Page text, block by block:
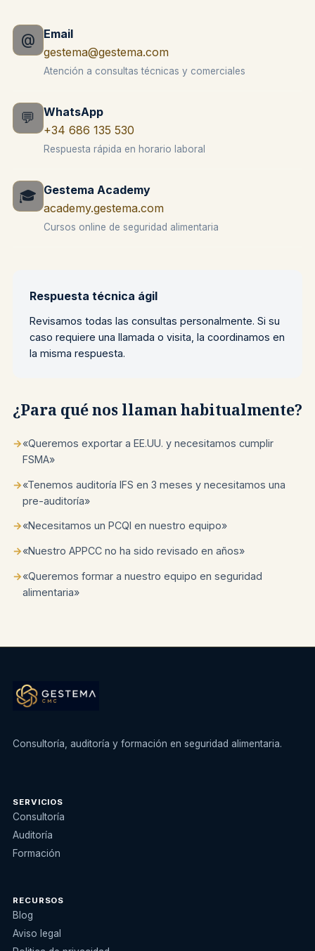
@
Email
gestema@gestema.com
Atención a consultas técnicas y comerciales
💬
WhatsApp
+34 686 135 530
Respuesta rápida en horario laboral
🎓 Gestema Academy
academy.gestema.com
Cursos online de seguridad alimentaria
Respuesta técnica ágil
Revisamos todas las consultas personalmente. Si su
caso requiere una llamada o visita, la coordinamos en
la misma respuesta.
¿Para qué nos llaman habitualmente?
→«Queremos exportar a EE.UU. y necesitamos cumplir
FSMA»
→«Tenemos auditoría IFS en 3 meses y necesitamos una
pre-auditoría»
→«Necesitamos un PCQI en nuestro equipo»
→«Nuestro APPCC no ha sido revisado en años»
→«Queremos formar a nuestro equipo en seguridad
alimentaria»
Consultoría, auditoría y formación en seguridad alimentaria.
SERVICIOS
Consultoría
Auditoría
Formación
RECURSOS
Blog
Aviso legal